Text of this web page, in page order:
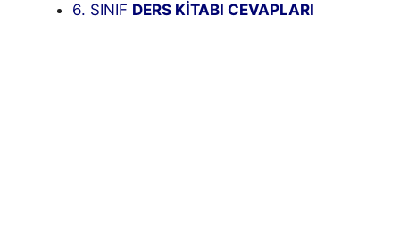
6. SINIF DERS KİTABI CEVAPLARI